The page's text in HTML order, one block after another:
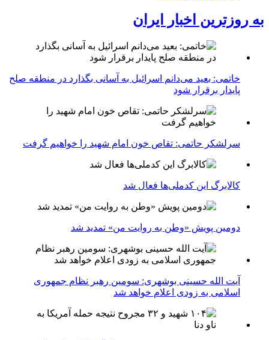
به روزترین اخبار ایران
خاتمی: بعید می‌دانم اسرائیل به آسانی بگذارد در منطقه صلح
پایدار برقرار شود
سرلشکر حاتمی: تقاص خون امام شهید را خواهیم گرفت
کالابرگ این کدملی‌ها فعال شد
دومین پویش «وطن به روایت من» تمدید شد
آیت الله حسینی بوشهری: سومین رهبر نظام جمهوری
اسلامی به زودی اعلام خواهد شد